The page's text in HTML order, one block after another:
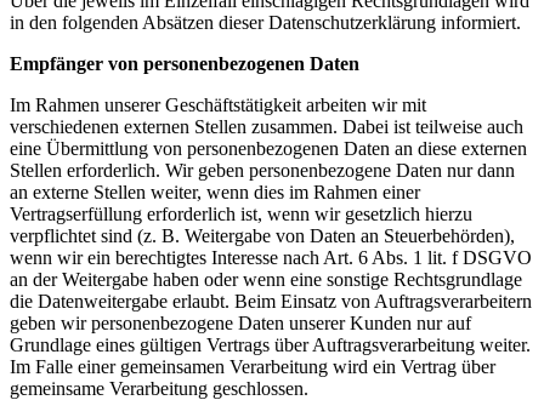
in den folgenden Absätzen dieser Datenschutzerklärung informiert.
Empfänger von personenbezogenen Daten
Im Rahmen unserer Geschäftstätigkeit arbeiten wir mit
verschiedenen externen Stellen zusammen. Dabei ist teilweise auch
eine Übermittlung von personenbezogenen Daten an diese externen
Stellen erforderlich. Wir geben personenbezogene Daten nur dann
an externe Stellen weiter, wenn dies im Rahmen einer
Vertragserfüllung erforderlich ist, wenn wir gesetzlich hierzu
verpflichtet sind (z. B. Weitergabe von Daten an Steuerbehörden),
wenn wir ein berechtigtes Interesse nach Art. 6 Abs. 1 lit. f DSGVO
an der Weitergabe haben oder wenn eine sonstige Rechtsgrundlage
die Datenweitergabe erlaubt. Beim Einsatz von Auftragsverarbeitern
geben wir personenbezogene Daten unserer Kunden nur auf
Grundlage eines gültigen Vertrags über Auftragsverarbeitung weiter.
Im Falle einer gemeinsamen Verarbeitung wird ein Vertrag über
gemeinsame Verarbeitung geschlossen.